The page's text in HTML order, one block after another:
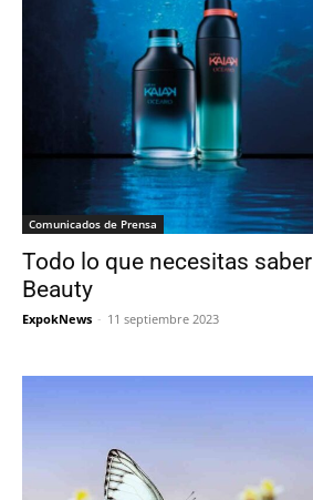
Comunicados de Prensa
Todo lo que necesitas
Beauty
ExpokNews - 11 septiembre 2023